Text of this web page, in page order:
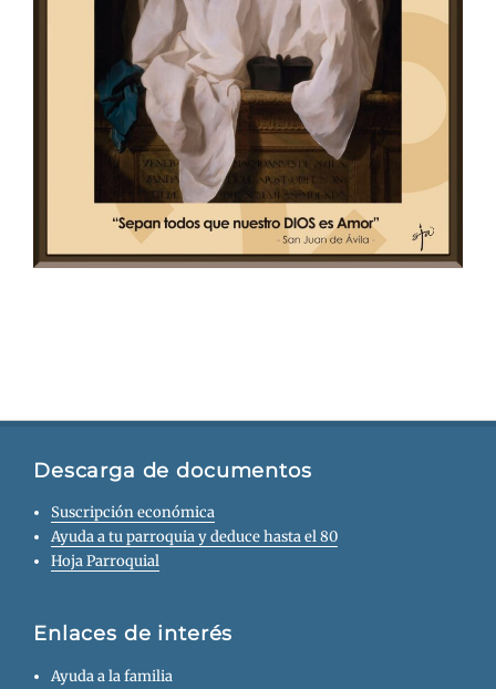
Descarga de documentos
Suscripción económica
Ayuda a tu parroquia y deduce hasta el 80
Hoja Parroquial
Enlaces de interés
Ayuda a la familia